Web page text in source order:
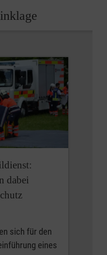
dabei
sich für den
eines